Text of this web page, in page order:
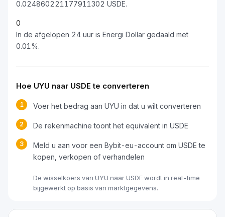
0.024860221177911302 USDE.
0
In de afgelopen 24 uur is Energi Dollar gedaald met
0.01%.
Hoe UYU naar USDE te converteren
1 Voer het bedrag aan UYU in dat u wilt converteren
2 De rekenmachine toont het equivalent in USDE
3
Meld u aan voor een Bybit-eu-account om USDE te
kopen, verkopen of verhandelen
De wisselkoers van UYU naar USDE wordt in real-time
bijgewerkt op basis van marktgegevens.